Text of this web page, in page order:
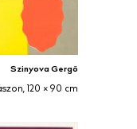
Szinyova Gergő
120 × 90 cm